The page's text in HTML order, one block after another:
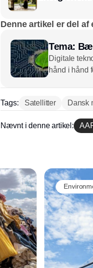
Denne artikel er del af
Tema:
Digitale
hånd i hånd
minimere
Tags: Satellitter Dansk
Nævnt i denne artikel: